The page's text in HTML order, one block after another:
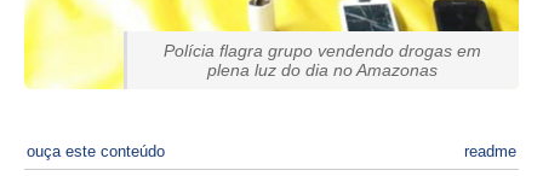
Polícia flagra grupo vendendo drogas em
plena luz do dia no Amazonas
ouça este conteúdo readme